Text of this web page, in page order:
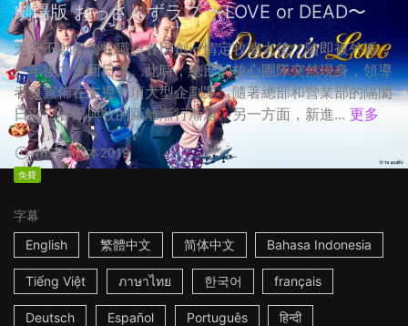
劇場版 おっさんずラブ 〜LOVE or DEAD〜
天空不動產魯蛇職員春田創一情定牧凌太後，隨即被外派，
一年後才重回日本。此時，總部的核心團隊突然現身，領導
者更宣佈在主導一項大型企劃案，隨著總部和營業部的隔閡
日深，春田與牧的距離漸行漸遠。另一方面，新進... 更多
1h53m日本2019
免費
字幕
English
繁體中文 简体中文 Bahasa Indonesia
Tiếng Việt ภาษาไทย 한국어 français
Deutsch Español Português हिन्दी